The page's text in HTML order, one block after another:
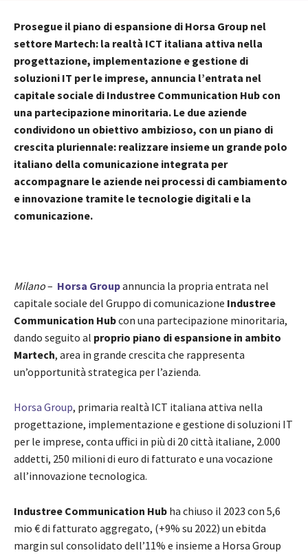
Prosegue il piano di espansione di Horsa Group nel
settore Martech: la realtà ICT italiana attiva nella
progettazione, implementazione e gestione di
soluzioni IT per le imprese, annuncia l’entrata nel
capitale sociale di Industree Communication Hub con
una partecipazione minoritaria. Le due aziende
condividono un obiettivo ambizioso, con un piano di
crescita pluriennale: realizzare insieme un grande polo
italiano della comunicazione integrata per
accompagnare le aziende nei processi di cambiamento
e innovazione tramite le tecnologie digitali e la
comunicazione.
Milano– Horsa Groupannuncia la propria entrata nel
capitale sociale del Gruppo di comunicazione Industree
Communication Hubcon una partecipazione minoritaria,
dando seguito al proprio piano di espansione in ambito
Martech, area in grande crescita che rappresenta
un’opportunità strategica per l’azienda.
Horsa Group, primaria realtà ICT italiana attiva nella
progettazione, implementazione e gestione di soluzioni IT
per le imprese, conta uffici in più di 20 città italiane, 2.000
addetti, 250 milioni di euro di fatturato e una vocazione
all’innovazione tecnologica.
Industree Communication Hub ha chiuso il 2023 con 5,6
mio € di fatturato aggregato, (+9% su 2022) un ebitda
margin sul consolidato dell’11% e insieme a Horsa Group